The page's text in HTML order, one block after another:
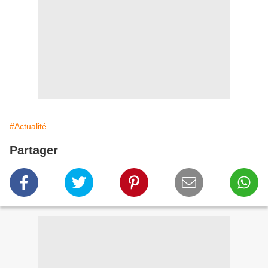
#Actualité
Partager